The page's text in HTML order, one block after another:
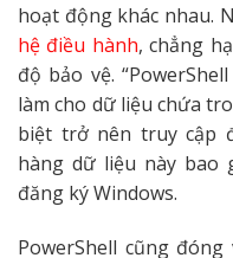
hoạt động khác nhau.
hệ điều hành, chẳng
độ bảo vệ.
làm cho dữ liệu chứa
biệt trở nên truy cập
hàng dữ liệu này bao
đăng ký Windows.
PowerShell cũng